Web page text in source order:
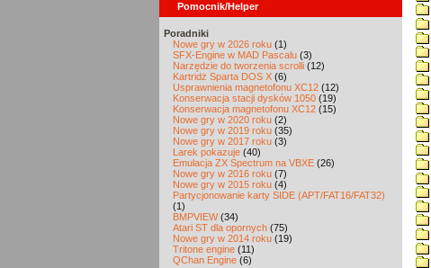
Pomocnik/Helper
Poradniki
Nowe gry w 2026 roku (1)
SFX-Engine w MAD Pascalu (3)
Narzędzie do tworzenia scrolli (12)
Kartridż Sparta DOS X (6)
Usprawnienia magnetofonu XC12 (12)
Konserwacja stacji dysków 1050 (19)
Konserwacja magnetofonu XC12 (15)
Nowe gry w 2020 roku (2)
Nowe gry w 2019 roku (35)
Nowe gry w 2017 roku (3)
Larek pokazuje (40)
Emulacja ZX Spectrum na VBXE (26)
Nowe gry w 2016 roku (7)
Nowe gry w 2015 roku (4)
Partycjonowanie karty SIDE (APT/FAT16/FAT32)
(1)
BMPVIEW(34)
Atari ST dla opornych (75)
Nowe gry w 2014 roku (19)
Tritone engine (11)
QChan Engine (6)